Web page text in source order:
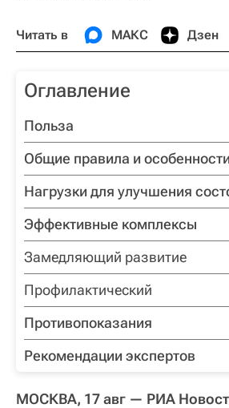
Читать в МАКС Дзен
Оглавление
Польза
Общие правила и особенности
Нагрузки для улучшения
Эффективные комплексы
Замедляющий развитие
Профилактический
Противопоказания
Рекомендации экспертов
МОСКВА, 17 авг — РИА